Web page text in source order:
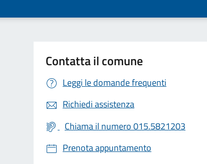
Contatta il comune
Leggi le domande frequenti
Richiedi assistenza
Chiama il numero 015.5821203
Prenota appuntamento